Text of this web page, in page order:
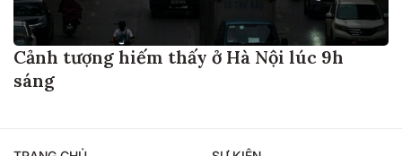
Cảnh tượng hiếm thấy ở Hà Nội lúc 9h
sáng